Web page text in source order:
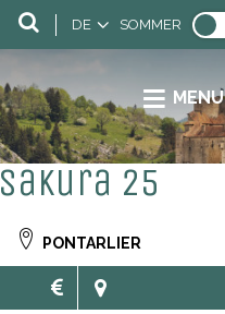
DE SOMMER
MENU
Sakura 25
PONTARLIER